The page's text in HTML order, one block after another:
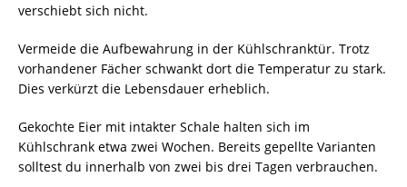
verschiebt sich nicht.
Vermeide die Aufbewahrung in der Kühlschranktür. Trotz
vorhandener Fächer schwankt dort die Temperatur zu stark.
Dies verkürzt die Lebensdauer erheblich.
Gekochte Eier mit intakter Schale halten sich im
Kühlschrank etwa zwei Wochen. Bereits gepellte Varianten
solltest du innerhalb von zwei bis drei Tagen verbrauchen.